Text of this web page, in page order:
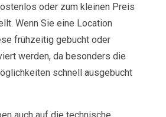
oder zum kleinen Preis
Wenn Sie eine Location
frühzeitig gebucht oder
werden, da besonders die
schnell ausgebucht